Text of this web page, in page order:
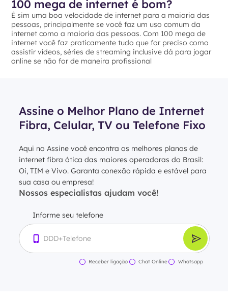
100 mega de internet é bom?
É sim uma boa velocidade de internet para a maioria das
pessoas, principalmente se você faz um uso comum da
internet como a maioria das pessoas. Com 100 mega de
internet você faz praticamente tudo que for preciso como
assistir vídeos, séries de streaming inclusive dá para jogar
online se não for de maneira profissional
Assine o Melhor Plano de Internet
Fibra, Celular, TV ou Telefone Fixo
Aqui no Assine você encontra os melhores planos de
internet fibra ótica das maiores operadoras do Brasil:
Oi, TIM e Vivo. Garanta conexão rápida e estável para
sua casa ou empresa!
Nossos especialistas ajudam você!
Informe seu telefone
Receber ligação Chat Online Whatsapp